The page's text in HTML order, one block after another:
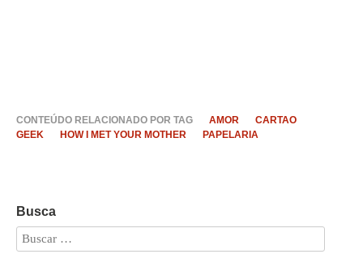
CONTEÚDO RELACIONADO POR TAG AMOR
CARTAO
GEEK
HOW I MET YOUR MOTHER PAPELARIA
Busca